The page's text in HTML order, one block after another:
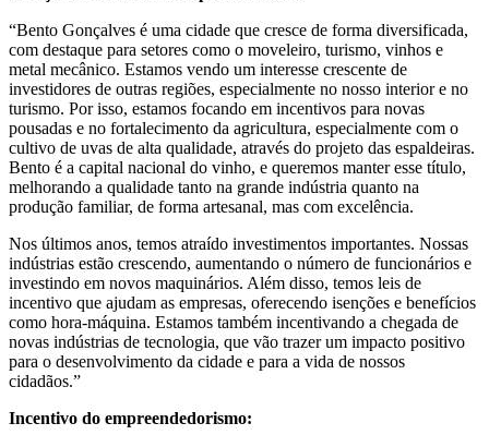
“Bento Gonçalves é uma cidade que cresce de forma diversificada,
com destaque para setores como o moveleiro, turismo, vinhos e
metal mecânico. Estamos vendo um interesse crescente de
investidores de outras regiões, especialmente no nosso interior e no
turismo. Por isso, estamos focando em incentivos para novas
pousadas e no fortalecimento da agricultura, especialmente com o
cultivo de uvas de alta qualidade, através do projeto das espaldeiras.
Bento é a capital nacional do vinho, e queremos manter esse título,
melhorando a qualidade tanto na grande indústria quanto na
produção familiar, de forma artesanal, mas com excelência.
Nos últimos anos, temos atraído investimentos importantes. Nossas
indústrias estão crescendo, aumentando o número de funcionários e
investindo em novos maquinários. Além disso, temos leis de
incentivo que ajudam as empresas, oferecendo isenções e benefícios
como hora-máquina. Estamos também incentivando a chegada de
novas indústrias de tecnologia, que vão trazer um impacto positivo
para o desenvolvimento da cidade e para a vida de nossos
cidadãos.”
Incentivo do empreendedorismo: